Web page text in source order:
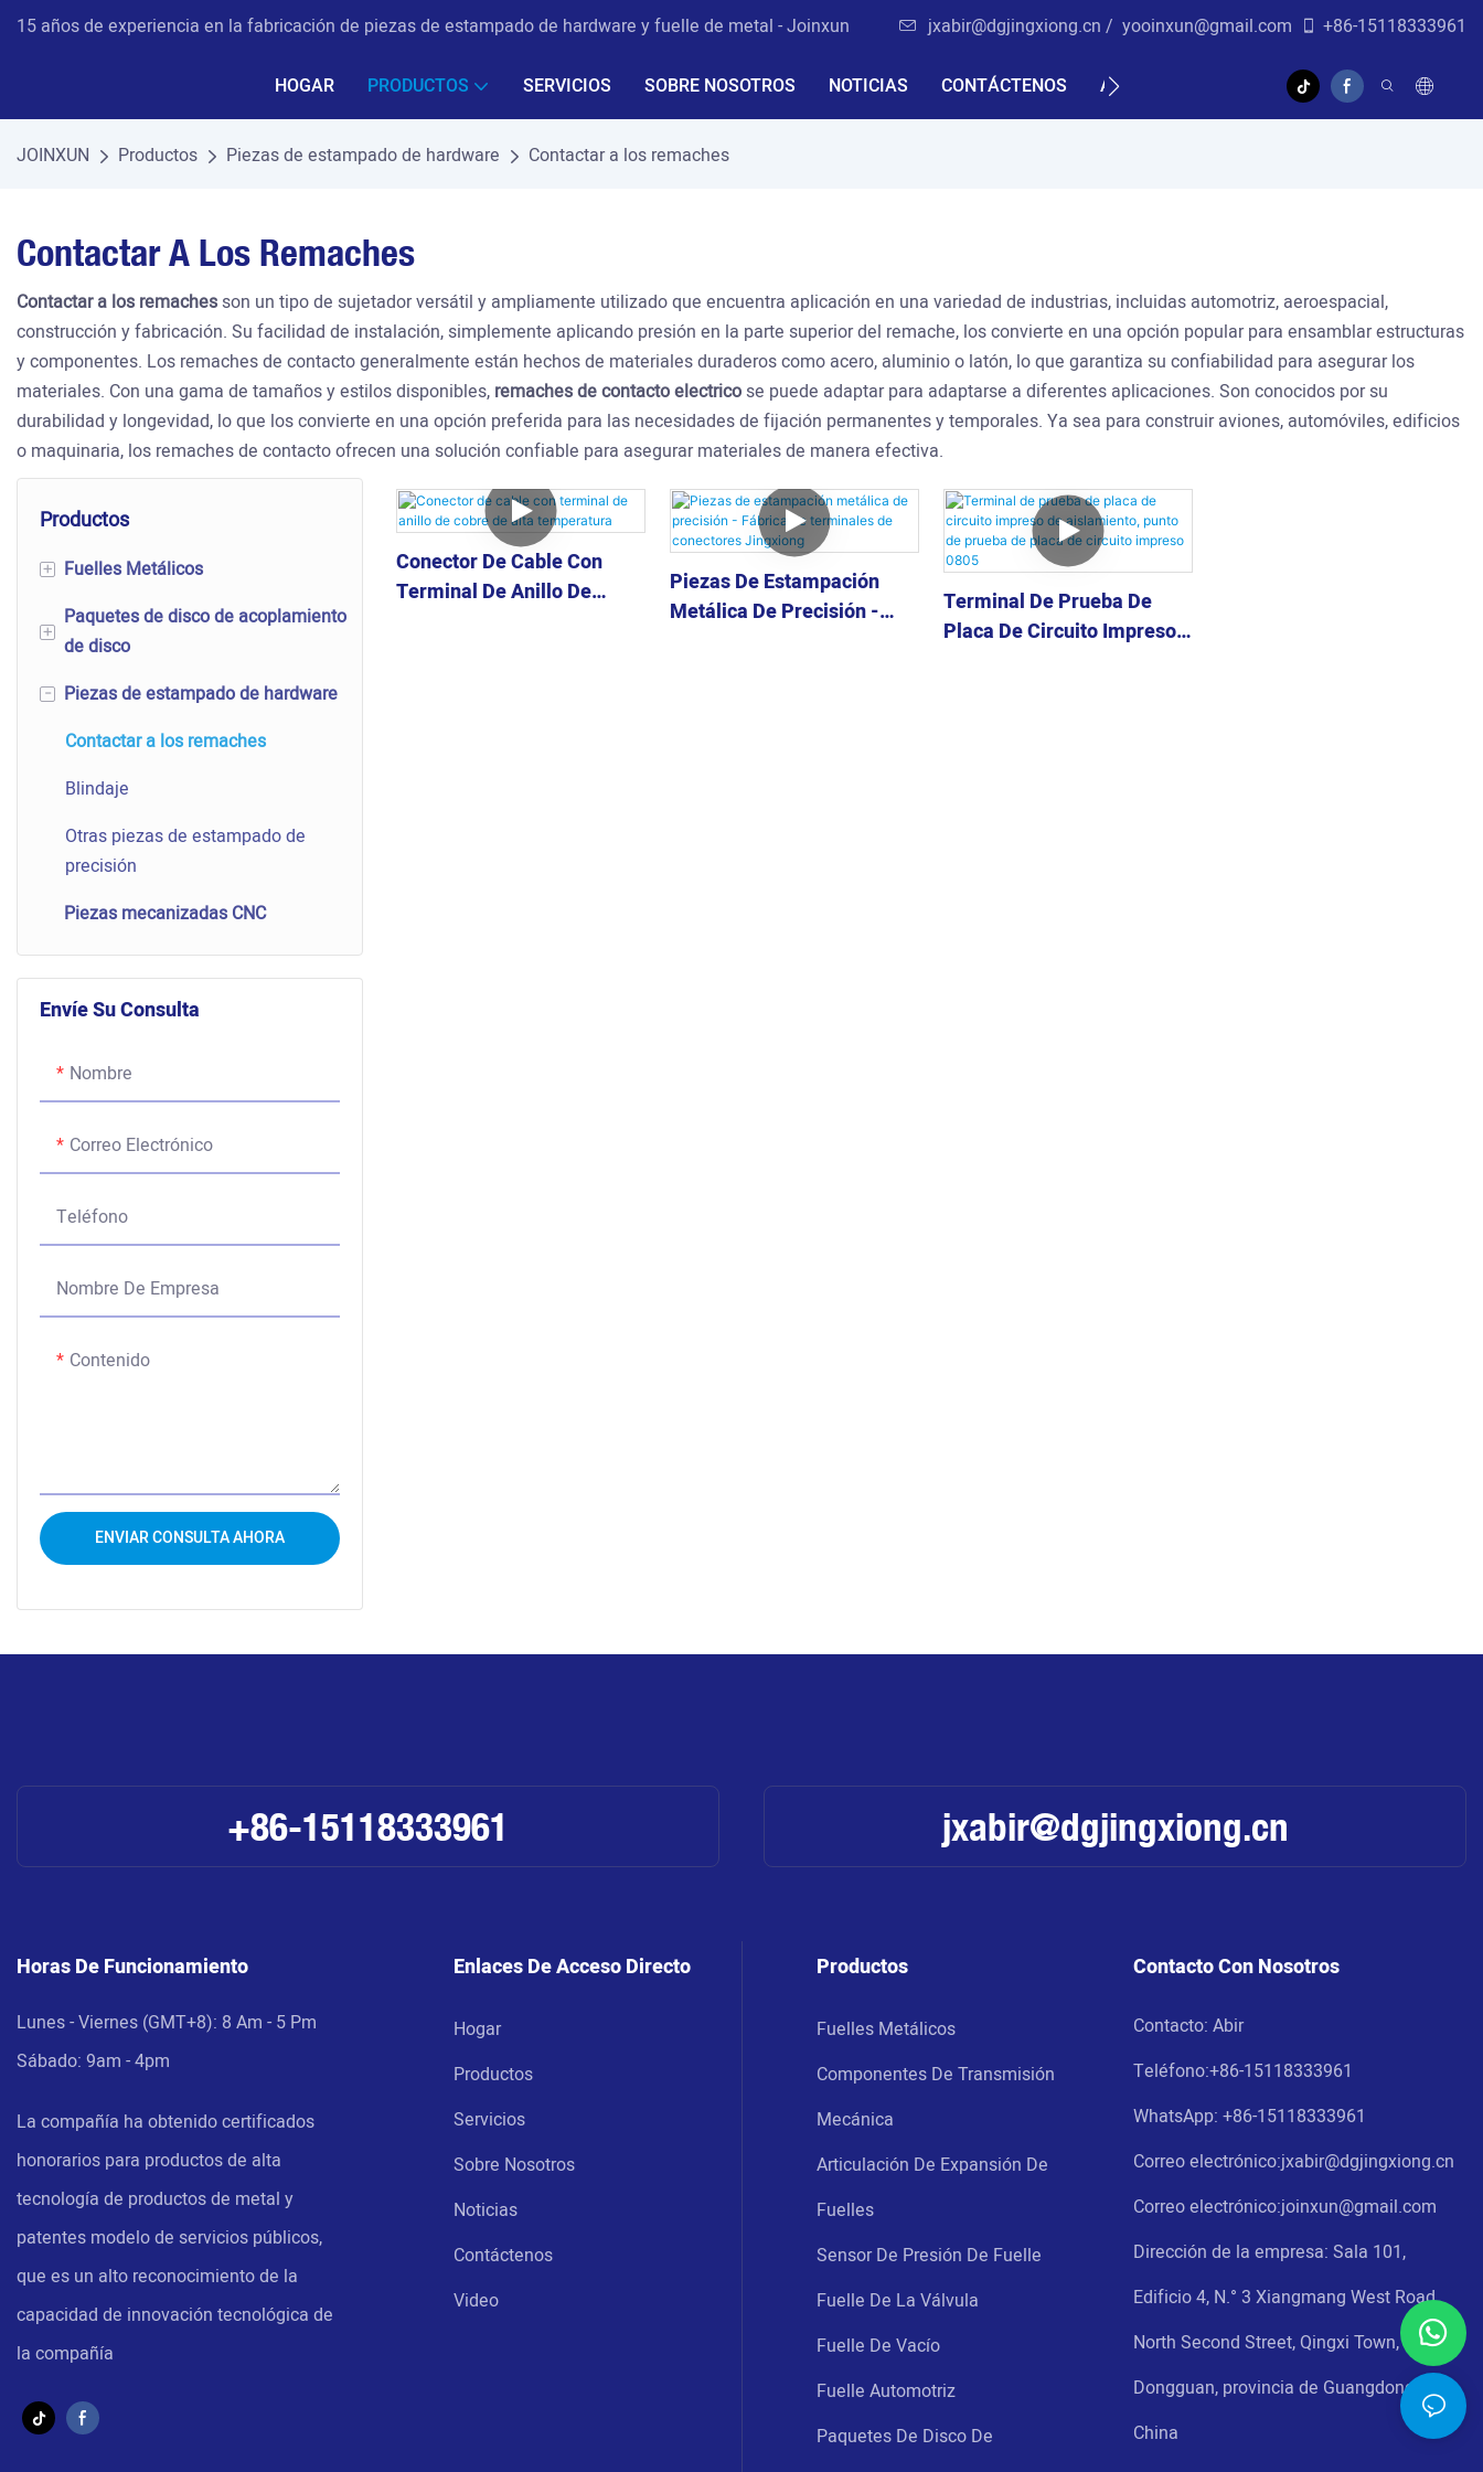
15 años de experiencia en la fabricación de piezas de estampado de hardware y fuelle de metal - Joinxun jxabir@dgjingxiong.cn / yooinxun@gmail.com +86-15118333961
HOGAR PRODUCTOS SERVICIOS SOBRE NOSOTROS NOTICIAS CONTÁCTENOS APOYO
JOINXUN Productos Piezas de estampado de hardware Contactar a los remaches
Contactar A Los Remaches
Contactar a los remachesson un tipo de sujetador versátil y ampliamente utilizado que encuentra aplicación en una variedad de industrias, incluidas automotriz, aeroespacial,
construcción y fabricación. Su facilidad de instalación, simplemente aplicando presión en la parte superior del remache, los convierte en una opción popular para ensamblar estructuras
y componentes. Los remaches de contacto generalmente están hechos de materiales duraderos como acero, aluminio o latón, lo que garantiza su confiabilidad para asegurar los
materiales. Con una gama de tamaños y estilos disponibles, remaches de contacto electricose puede adaptar para adaptarse a diferentes aplicaciones. Son conocidos por su
durabilidad y longevidad, lo que los convierte en una opción preferida para las necesidades de fijación permanentes y temporales. Ya sea para construir aviones, automóviles, edificios
o maquinaria, los remaches de contacto ofrecen una solución confiable para asegurar materiales de manera efectiva.
Productos
+ Fuelles Metálicos
Componentes de transmisión
mecánica
Articulación de expansión de
Fuelle de vacío
Fuelle automotriz
+ Paquetes de disco de acoplamiento
de disco
Paquetes de disco de
Paquete de disco festoneado de
-
Piezas de estampado de hardware
Contactar a los remaches
Blindaje
Otras piezas de estampado de
precisión
Piezas mecanizadas CNC
Envíe Su Consulta
Nombre
Correo Electrónico
Teléfono
Nombre De Empresa
Contenido
ENVIAR CONSULTA AHORA
Conector De Cable Con
Terminal De Anillo De
Piezas De Estampación
Metálica De Precisión -
Terminal De Prueba De
Placa De Circuito Impreso
+86-15118333961 jxabir@dgjingxiong.cn
Horas De Funcionamiento
Lunes - Viernes (GMT+8): 8 Am - 5 Pm
Sábado: 9am - 4pm
La compañía ha obtenido certificados
honorarios para productos de alta
tecnología de productos de metal y
patentes modelo de servicios públicos,
que es un alto reconocimiento de la
capacidad de innovación tecnológica de
la compañía
Enlaces De Acceso Directo
Hogar
Productos
Servicios
Sobre Nosotros
Noticias
Contáctenos
Video
Productos
Fuelles Metálicos
Componentes De Transmisión
Mecánica
Articulación De Expansión De
Fuelles
Sensor De Presión De Fuelle
Fuelle De La Válvula
Fuelle De Vacío
Fuelle Automotriz
Paquetes De Disco De
Contacto Con Nosotros
Contacto: Abir
Teléfono:+86-15118333961
WhatsApp: +86-15118333961
Correo electrónico:jxabir@dgjingxiong.cn
Correo electrónico:joinxun@gmail.com
Dirección de la empresa: Sala 101,
Edificio 4, N.° 3 Xiangmang West Road
North Second Street, Qingxi Town,
Dongguan, provincia de Guangdong,
China